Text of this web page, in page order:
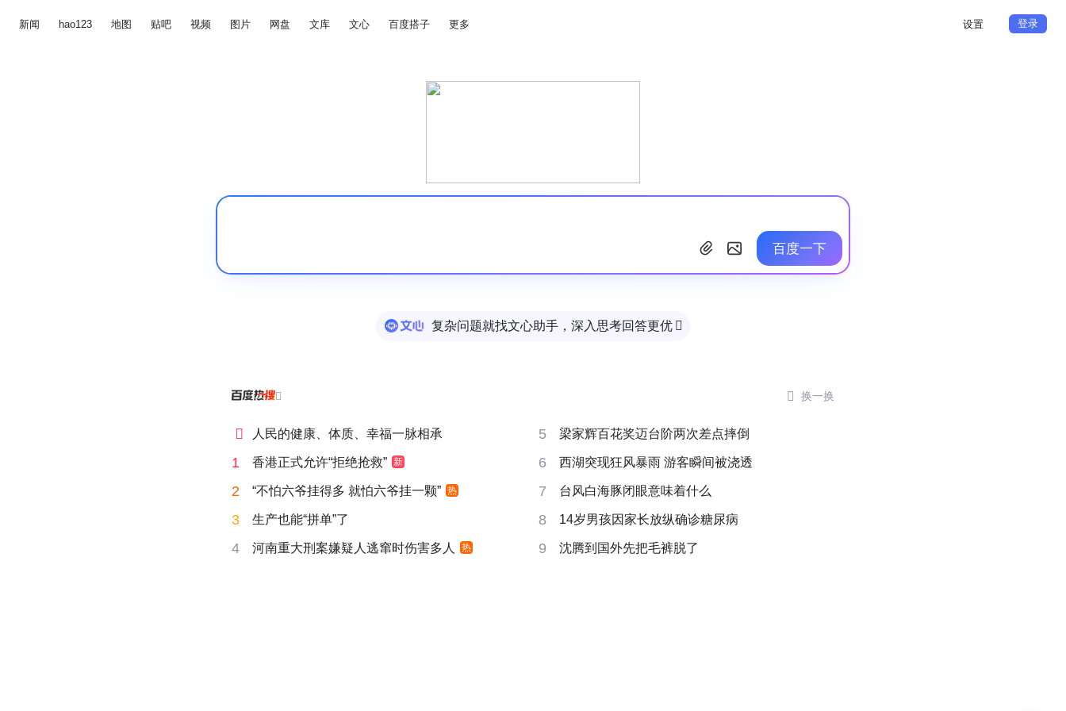
新闻 hao123 地图 贴吧 视频 图片 网盘 文库 文心 百度搭子 更多 设置 登录
百度一下
复杂问题就找文心助手，深入思考回答更优 
  换一换
 人民的健康、体质、幸福一脉相承 5 梁家辉百花奖迈台阶两次差点摔倒
1 香港正式允许“拒绝抢救” 新 6 西湖突现狂风暴雨 游客瞬间被浇透
2 “不怕六爷挂得多 就怕六爷挂一颗” 热 7 台风白海豚闭眼意味着什么
3 生产也能“拼单”了 8 14岁男孩因家长放纵确诊糖尿病
4 河南重大刑案嫌疑人逃窜时伤害多人 热 9 沈腾到国外先把毛裤脱了